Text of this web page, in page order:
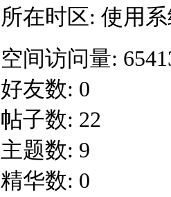
所在时区: 使用
空间访问量:
好友数: 0
帖子数: 22
主题数: 9
精华数: 0